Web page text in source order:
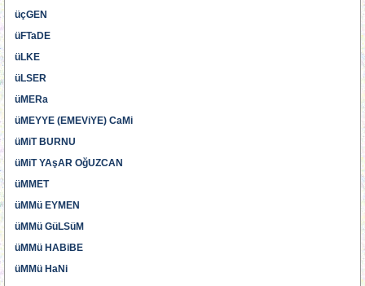
üçGEN
üFTaDE
üLKE
üLSER
üMERa
üMEYYE (EMEViYE) CaMi
üMiT BURNU
üMiT YAşAR OğUZCAN
üMMET
üMMü EYMEN
üMMü GüLSüM
üMMü HABiBE
üMMü HaNi